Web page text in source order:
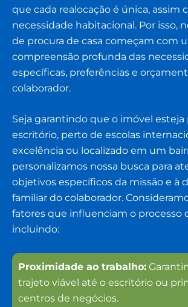
que cada realocação é única, assim
necessidade habitacional. Por isso,
de procura de casa começam com
compreensão profunda das
específicas, preferências e
colaborador.
Seja garantindo que o imóvel esteja
escritório, perto de escolas
excelência ou localizado em um
personalizamos nossa busca para
objetivos específicos da missão e à
familiar do colaborador.
fatores que influenciam o processo
incluindo:
Proximidade ao trabalho:
trajeto viável até o escritório ou
centros de negócios.